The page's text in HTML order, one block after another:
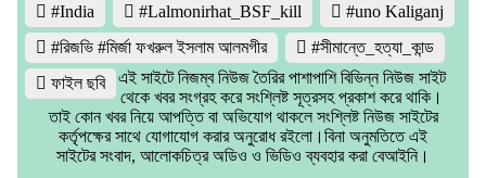
#India
#Lalmonirhat_BSF_kill
#uno Kaliganj
#রিজভি #মির্জা ফখরুল ইসলাম আলমগীর
#সীমান্তে_হত্যা_কান্ড
ফাইল ছবি
এই সাইটে নিজম্ব নিউজ তৈরির পাশাপাশি বিভিন্ন নিউজ সাইট
থেকে খবর সংগ্রহ করে সংশ্লিষ্ট সূত্রসহ প্রকাশ করে থাকি।
তাই কোন খবর নিয়ে আপত্তি বা অভিযোগ থাকলে সংশ্লিষ্ট নিউজ সাইটের
কর্তৃপক্ষের সাথে যোগাযোগ করার অনুরোধ রইলো।বিনা অনুমতিতে এই
সাইটের সংবাদ, আলোকচিত্র অডিও ও ভিডিও ব্যবহার করা বেআইনি।